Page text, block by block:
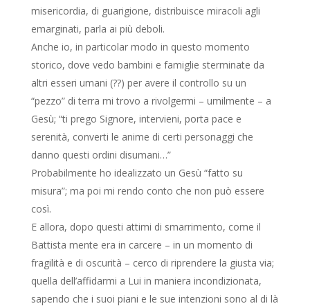
misericordia, di guarigione, distribuisce miracoli agli
emarginati, parla ai più deboli.
Anche io, in particolar modo in questo momento
storico, dove vedo bambini e famiglie sterminate da
altri esseri umani (??) per avere il controllo su un
“pezzo” di terra mi trovo a rivolgermi – umilmente – a
Gesù; “ti prego Signore, intervieni, porta pace e
serenità, converti le anime di certi personaggi che
danno questi ordini disumani…”
Probabilmente ho idealizzato un Gesù “fatto su
misura”; ma poi mi rendo conto che non può essere
così.
E allora, dopo questi attimi di smarrimento, come il
Battista mente era in carcere – in un momento di
fragilità e di oscurità – cerco di riprendere la giusta via;
quella dell’affidarmi a Lui in maniera incondizionata,
sapendo che i suoi piani e le sue intenzioni sono al di là